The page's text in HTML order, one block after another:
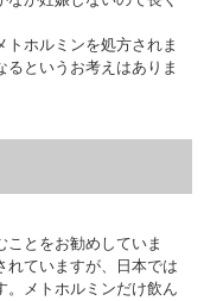
トホルミンを処方されま
というお考えはありま
ことをお勧めしていま
れていますが、日本では
。メトホルミンだけ飲ん